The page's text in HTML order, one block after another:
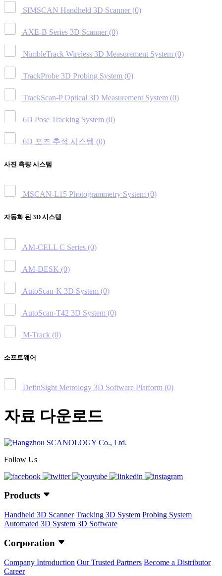
SIMSCAN Handheld 3D Scanner (0)
AXE-B Series 3D Scanner (0)
NimbleTrack Wireless 3D Measurement System (0)
TrackProbe 3D Probing System (0)
TrackScan-P Optical 3D Measurement System (0)
6D Pose Tracking System (0)
6D 포즈 추적 시스템 (0)
사진 측량 시스템
MSCAN-L15 Photogrammetry System (0)
자동화 된 3D 시스템
AM-CELL C Series (0)
AM-DESK (0)
AutoScan-K 3D System (0)
AutoScan-T42 3D System (0)
M-Track (0)
소프트웨어
DefinSight Metrology 3D Software Platform (0)
자료 다운로드
Follow Us
Products
Handheld 3D Scanner Tracking 3D System Probing System
Automated 3D System 3D Software
Corporation
Company Introduction Our Trusted Partners Become a Distributor
Career